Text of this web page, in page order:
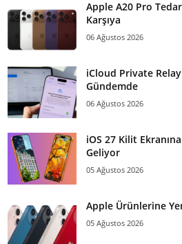
Apple A20 Pro
Karşıya
06 Ağustos 2026
iCloud Private Relay
Gündemde
06 Ağustos 2026
iOS 27 Kilit
Geliyor
05 Ağustos 2026
Apple Ürünlerine
05 Ağustos 2026